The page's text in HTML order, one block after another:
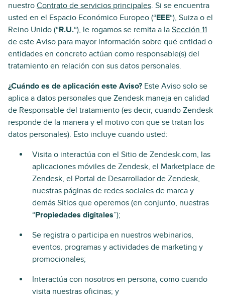
nuestro Contrato de servicios principales. Si se encuentra
usted en el Espacio Económico Europeo (“EEE“), Suiza o el
Reino Unido (“R.U.“), le rogamos se remita a la Sección 11
de este Aviso para mayor información sobre qué entidad o
entidades en concreto actúan como responsable(s) del
tratamiento en relación con sus datos personales.
¿Cuándo es de aplicación este Aviso? Este Aviso solo se
aplica a datos personales que Zendesk maneja en calidad
de Responsable del tratamiento (es decir, cuando Zendesk
responde de la manera y el motivo con que se tratan los
datos personales). Esto incluye cuando usted:
Visita o interactúa con el Sitio de Zendesk.com, las
aplicaciones móviles de Zendesk, el Marketplace de
Zendesk, el Portal de Desarrollador de Zendesk,
nuestras páginas de redes sociales de marca y
demás Sitios que operemos (en conjunto, nuestras
“Propiedades digitales”);
Se registra o participa en nuestros webinarios,
eventos, programas y actividades de marketing y
promocionales;
Interactúa con nosotros en persona, como cuando
visita nuestras oficinas; y